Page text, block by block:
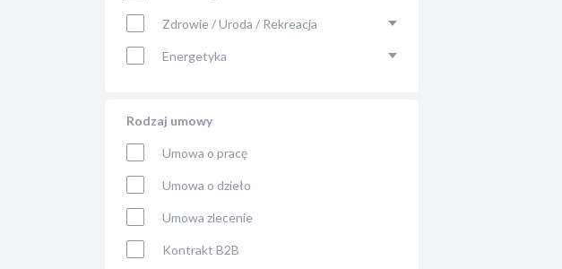
Zdrowie / Uroda / Rekreacja
Energetyka
Rodzaj umowy
Umowa o pracę
Umowa o dzieło
Umowa zlecenie
Kontrakt B2B